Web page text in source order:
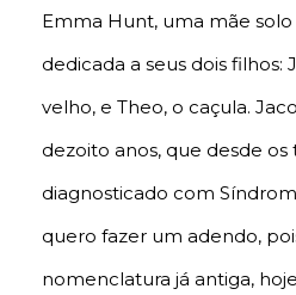
Emma Hunt, uma mãe
dedicada a seus dois filhos:
velho, e Theo, o caçula.
dezoito anos, que desde os
diagnosticado com
quero fazer um adendo,
nomenclatura já antiga,